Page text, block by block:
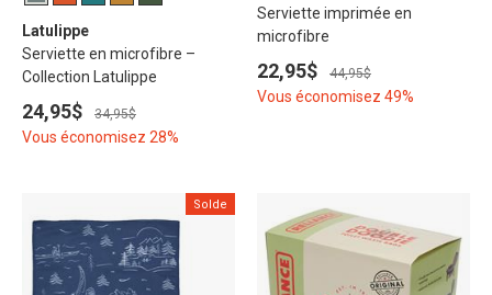
Latulippe
Serviette en microfibre –
Collection Latulippe
24,95$ 34,95$
Vous économisez 28%
Serviette imprimée en
microfibre
22,95$ 44,95$
Vous économisez 49%
Solde